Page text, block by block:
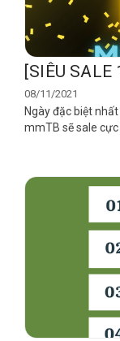
[SIÊU
08/11/2021
Ngày đặc biệt
mmTB sẽ sale cực